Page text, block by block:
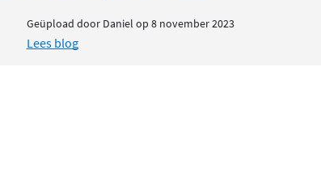
Geüpload door Daniel op 8 november 2023
Lees blog